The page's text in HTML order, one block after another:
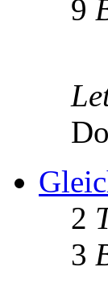
9
2
3